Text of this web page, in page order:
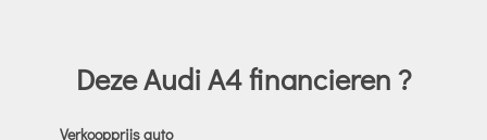
Deze Audi A4 financieren ?
Verkoopprijs auto